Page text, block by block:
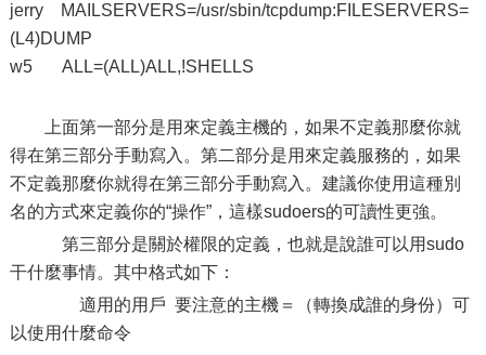
jerry MAILSERVERS=/usr/sbin/tcpdump:FILESERVERS=
(L4)DUMP
w5 ALL=(ALL)ALL,!SHELLS
上面第一部分是用來定義主機的，如果不定義那麼你就
得在第三部分手動寫入。第二部分是用來定義服務的，如果
不定義那麼你就得在第三部分手動寫入。建議你使用這種別
名的方式來定義你的“操作”，這樣sudoers的可讀性更強。
第三部分是關於權限的定義，也就是說誰可以用sudo
干什麼事情。其中格式如下：
適用的用戶 要注意的主機＝（轉換成誰的身份）可
以使用什麼命令